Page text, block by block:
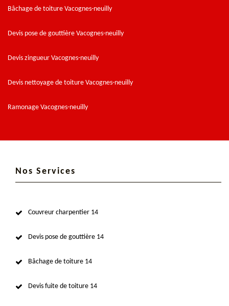
Bâchage de toiture Vacognes-neuilly
Devis pose de gouttière Vacognes-neuilly
Devis zingueur Vacognes-neuilly
Devis nettoyage de toiture Vacognes-neuilly
Ramonage Vacognes-neuilly
Nos Services
Couvreur charpentier 14
Devis pose de gouttière 14
Bâchage de toiture 14
Devis fuite de toiture 14